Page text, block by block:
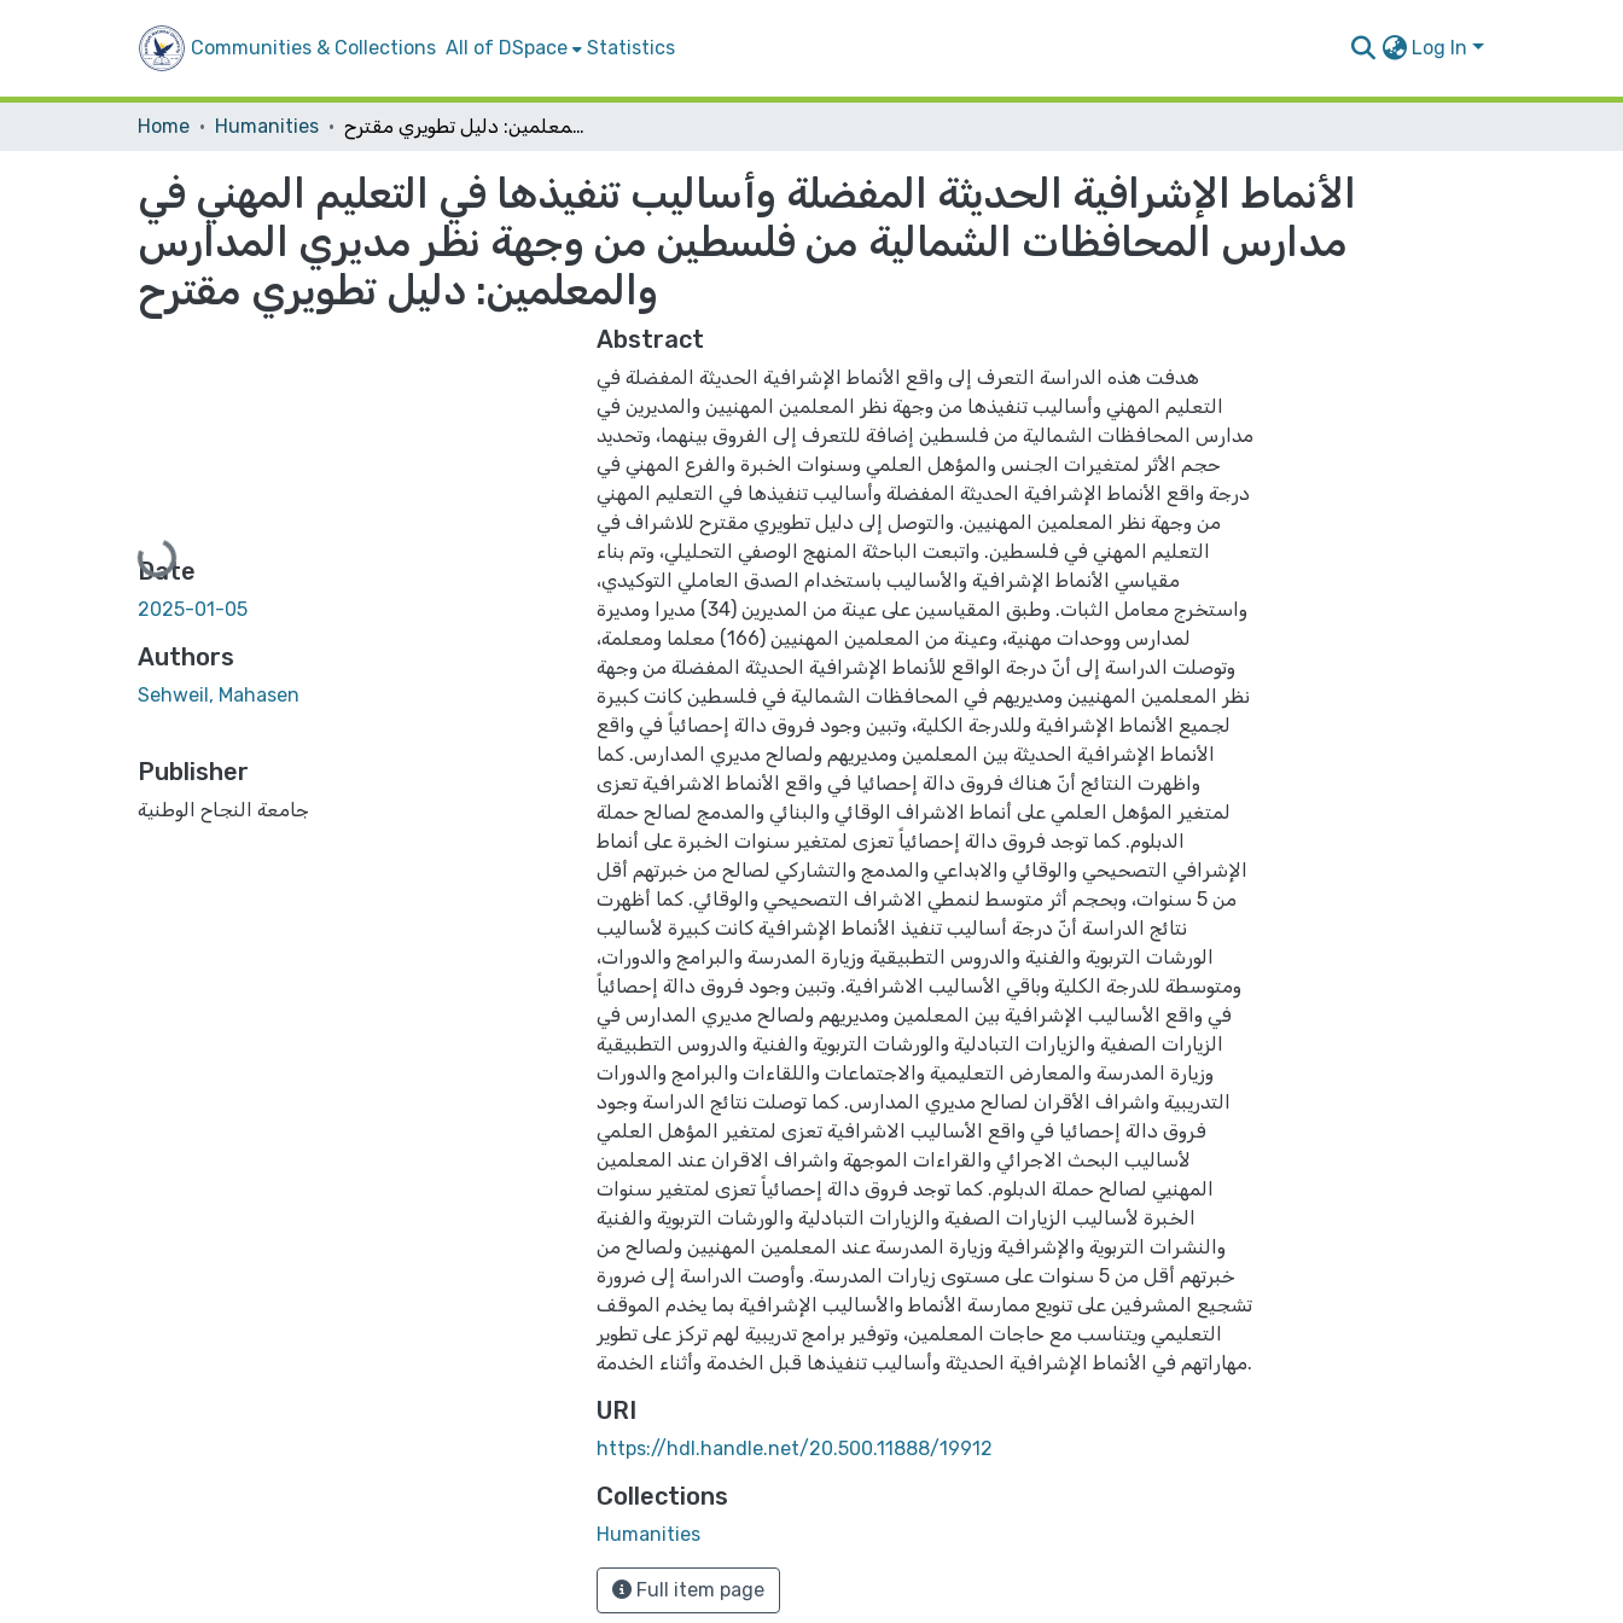
Communities & Collections All of DSpace Statistics Log In
Home Humanities الأنماط الإشرافية الحديثة المفضلة وأساليب تنفيذها في التعليم المهني في مدارس المحافظات الشمالية من فلسطين من وجهة نظر مديري المدارس والمعلمين: دليل تطويري مقترح
الأنماط الإشرافية الحديثة المفضلة وأساليب تنفيذها في التعليم المهني في
مدارس المحافظات الشمالية من فلسطين من وجهة نظر مديري المدارس
والمعلمين: دليل تطويري مقترح
Loading...
Date
2025-01-05
Authors
Sehweil, Mahasen
Publisher
جامعة النجاح الوطنية
Abstract
هدفت هذه الدراسة التعرف إلى واقع الأنماط الإشرافية الحديثة المفضلة في
التعليم المهني وأساليب تنفيذها من وجهة نظر المعلمين المهنيين والمديرين في
مدارس المحافظات الشمالية من فلسطين إضافة للتعرف إلى الفروق بينهما، وتحديد
حجم الأثر لمتغيرات الجنس والمؤهل العلمي وسنوات الخبرة والفرع المهني في
درجة واقع الأنماط الإشرافية الحديثة المفضلة وأساليب تنفيذها في التعليم المهني
من وجهة نظر المعلمين المهنيين. والتوصل إلى دليل تطويري مقترح للاشراف في
التعليم المهني في فلسطين. واتبعت الباحثة المنهج الوصفي التحليلي، وتم بناء
مقياسي الأنماط الإشرافية والأساليب باستخدام الصدق العاملي التوكيدي،
واستخرج معامل الثبات. وطبق المقياسين على عينة من المديرين (34) مديرا ومديرة
لمدارس ووحدات مهنية، وعينة من المعلمين المهنيين (166) معلما ومعلمة،
وتوصلت الدراسة إلى أنّ درجة الواقع للأنماط الإشرافية الحديثة المفضلة من وجهة
نظر المعلمين المهنيين ومديريهم في المحافظات الشمالية في فلسطين كانت كبيرة
لجميع الأنماط الإشرافية وللدرجة الكلية، وتبين وجود فروق دالة إحصائياً في واقع
الأنماط الإشرافية الحديثة بين المعلمين ومديريهم ولصالح مديري المدارس. كما
واظهرت النتائج أنّ هناك فروق دالة إحصائيا في واقع الأنماط الاشرافية تعزى
لمتغير المؤهل العلمي على أنماط الاشراف الوقائي والبنائي والمدمج لصالح حملة
الدبلوم. كما توجد فروق دالة إحصائياً تعزى لمتغير سنوات الخبرة على أنماط
الإشرافي التصحيحي والوقائي والابداعي والمدمج والتشاركي لصالح من خبرتهم أقل
من 5 سنوات، وبحجم أثر متوسط لنمطي الاشراف التصحيحي والوقائي. كما أظهرت
نتائج الدراسة أنّ درجة أساليب تنفيذ الأنماط الإشرافية كانت كبيرة لأساليب
الورشات التربوية والفنية والدروس التطبيقية وزيارة المدرسة والبرامج والدورات،
ومتوسطة للدرجة الكلية وباقي الأساليب الاشرافية. وتبين وجود فروق دالة إحصائياً
في واقع الأساليب الإشرافية بين المعلمين ومديريهم ولصالح مديري المدارس في
الزيارات الصفية والزيارات التبادلية والورشات التربوية والفنية والدروس التطبيقية
وزيارة المدرسة والمعارض التعليمية والاجتماعات واللقاءات والبرامج والدورات
التدريبية واشراف الأقران لصالح مديري المدارس. كما توصلت نتائج الدراسة وجود
فروق دالة إحصائيا في واقع الأساليب الاشرافية تعزى لمتغير المؤهل العلمي
لأساليب البحث الاجرائي والقراءات الموجهة واشراف الاقران عند المعلمين
المهنيي لصالح حملة الدبلوم. كما توجد فروق دالة إحصائياً تعزى لمتغير سنوات
الخبرة لأساليب الزيارات الصفية والزيارات التبادلية والورشات التربوية والفنية
والنشرات التربوية والإشرافية وزيارة المدرسة عند المعلمين المهنيين ولصالح من
خبرتهم أقل من 5 سنوات على مستوى زيارات المدرسة. وأوصت الدراسة إلى ضرورة
تشجيع المشرفين على تنويع ممارسة الأنماط والأساليب الإشرافية بما يخدم الموقف
التعليمي ويتناسب مع حاجات المعلمين، وتوفير برامج تدريبية لهم تركز على تطوير
مهاراتهم في الأنماط الإشرافية الحديثة وأساليب تنفيذها قبل الخدمة وأثناء الخدمة.
URI
https://hdl.handle.net/20.500.11888/19912
Collections
Humanities
Full item page